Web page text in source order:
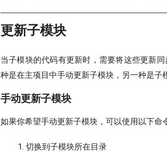
更新子模块
当子模块的代码有更新时，需要将这些更新
种是在主项目中手动更新子模块，另一种是子
手动更新子模块
如果你希望手动更新子模块，可以使用以下命
切换到子模块所在目录